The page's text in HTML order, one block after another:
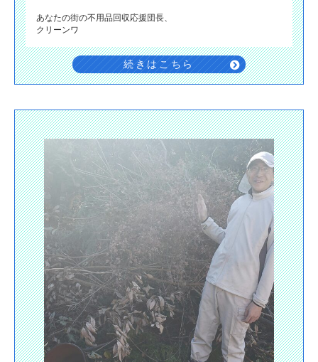
あなたの街の不用品回収応援団長、
クリーンワ
続きはこちら